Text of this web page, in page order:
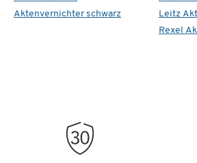
Aktenvernichter schwarz
Leitz
Rexel